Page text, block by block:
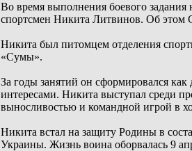
Во время выполнения боевого
спортсмен Никита Литвинов. Об
Никита был питомцем отделения
«Сумы».
За годы занятий он сформировался
интересами. Никита выступал среди
выносливостью и командной игрой в
Никита встал на защиту Родины в
Украины. Жизнь воина оборвалась 9